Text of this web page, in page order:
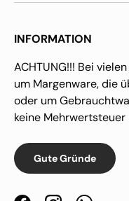
INFORMATION
ACHTUNG!!! Bei
um Margenware, die
oder um
keine Mehrwertsteuer
Gute Gründe